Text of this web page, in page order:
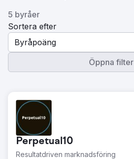
5 byråer
Sortera efter
Byråpoäng
Öppna filter
Perpetual10
Resultatdriven marknadsföring